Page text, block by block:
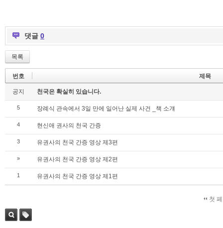
댓글 0
목록
번호 제목
공지 천국은 확실히 있습니다.
5 장례식 관속에서 3일 만에 일어난 실제 사건 _책 소걔
4 현신애 권사의 천국 간증
3 유권사의 천국 간증 영상 제3편
» 유권사의 천국 간증 영상 제2편
1 유권사의 천국 간증 영상 제1편
첫